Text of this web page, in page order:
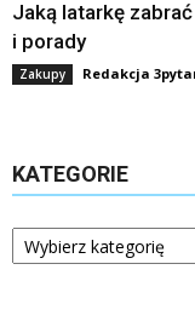
Jaką latarkę
i porady
Zakupy Redakcja
KATEGORIE
Kategorie